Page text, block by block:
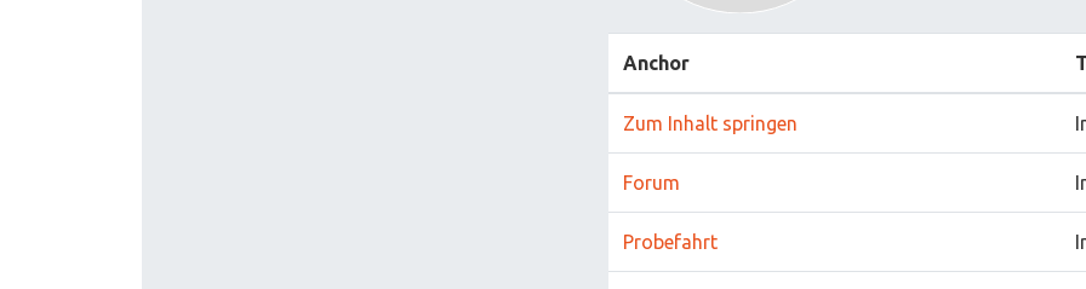
Anchor
Zum Inhalt springen
Forum
Probefahrt